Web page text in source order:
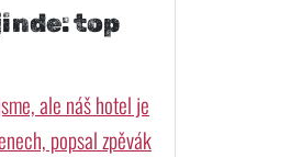
top
ale náš hotel je
popsal zpěvák